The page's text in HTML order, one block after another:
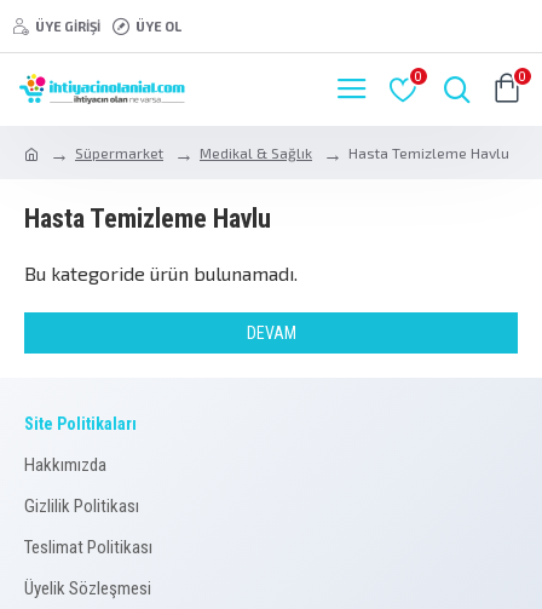
ÜYE GIRIŞI ÜYE OL
0 0
Süpermarket Medikal & Sağlık Hasta Temizleme Havlu
Hasta Temizleme Havlu
Bu kategoride ürün bulunamadı.
DEVAM
Site Politikaları
Hakkımızda
Gizlilik Politikası
Teslimat Politikası
Üyelik Sözleşmesi